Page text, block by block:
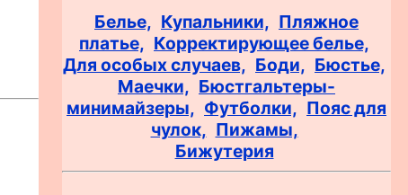
Белье, Купальники, Пляжное
платье, Корректирующее белье,
Для особых случаев, Боди, Бюстье,
Маечки, Бюстгальтеры-
минимайзеры, Футболки, Пояс для
чулок, Пижамы,
Бижутерия